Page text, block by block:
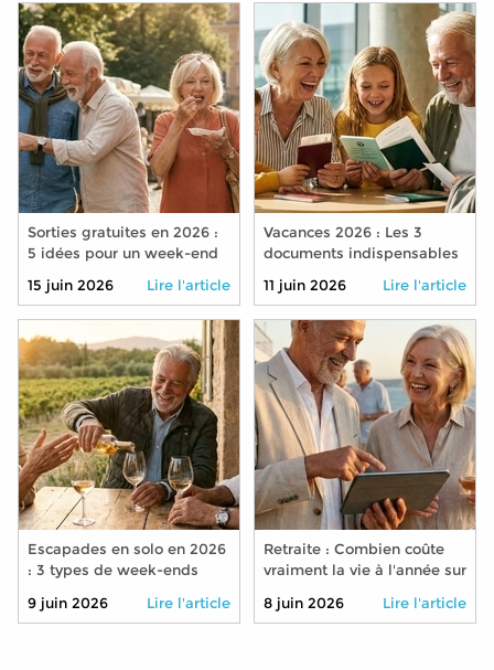
Sorties gratuites en 2026 :
5 idées pour un week-end
entamer sa retraite
15 juin 2026 Lire l'article
Vacances 2026 : Les 3
documents indispensables
petits-enfants l'esprit
tranquille
11 juin 2026 Lire l'article
Escapades en solo en 2026
: 3 types de week-ends
nouvelles rencontres après
9 juin 2026 Lire l'article
Retraite : Combien coûte
vraiment la vie à l'année sur
8 juin 2026 Lire l'article